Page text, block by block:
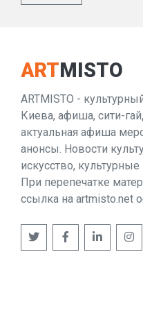
ARTMISTO
ARTMISTO -
Киева, афиша, сити-
актуальная афиша
анонсы. Новости
искусство,
При перепечатке
ссылка на artmisto.net